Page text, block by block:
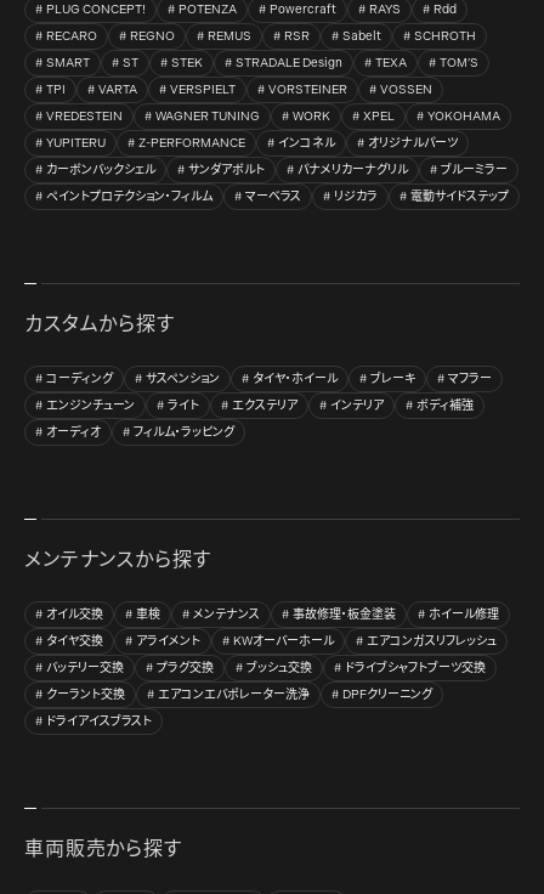
PLUG CONCEPT!
POTENZA Powercraft RAYS
Rdd
RECARO
REGNO REMUS RSR Sabelt
SCHROTH
SMART
ST STEK STRADALE Design TEXA
TOM’S
TPI
VARTA VERSPIELT VORSTEINER
VOSSEN
VREDESTEIN
WAGNER TUNING WORK XPEL
YOKOHAMA
YUPITERU
Z-PERFORMANCE インコネル
オリジナルパーツ
カーボンバックシェル
サンダアボルト パナメリカーナグリル
ブルーミラー
ペイントプロテクション・フィルム
マーベラス リジカラ 電動サイドステップ
カスタムから探す
コーディング サスペンション タイヤ・ホイール ブレーキ
マフラー
エンジンチューン
ライト エクステリア インテリア
ボディ補強
オーディオ
フィルム・ラッピング
メンテナンスから探す
オイル交換 車検 メンテナンス 事故修理・板金塗装
ホイール修理
タイヤ交換
アライメント KWオーバーホール
エアコンガスリフレッシュ
バッテリー交換
プラグ交換 ブッシュ交換
ドライブシャフトブーツ交換
クーラント交換
エアコンエバポレーター洗浄
DPFクリーニング
ドライアイスブラスト
車両販売から探す